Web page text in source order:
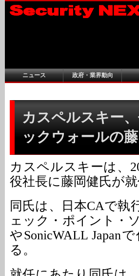
ニュース 政府・業界動向
カスペルスキー
ックウォールの
カスペルスキーは、
役社長に藤岡健氏が
同氏は、日本CAで執
ェック・ポイント・
やSonicWALL Japan
る。